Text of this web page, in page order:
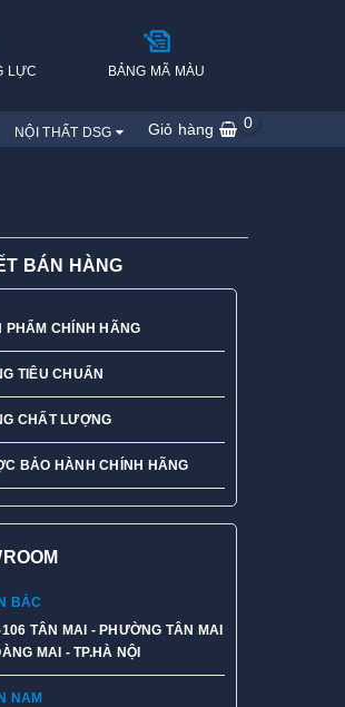
LỰC BẢNG MÃ MÀU
NỘI THẤT DSG Giỏ hàng 0
BÁN HÀNG
PHẨM CHÍNH HÃNG
TIÊU CHUẨN
CHẤT LƯỢNG
BẢO HÀNH CHÍNH HÃNG
BẮC
TÂN MAI - PHƯỜNG TÂN MAI
MAI - TP.HÀ NỘI
NAM